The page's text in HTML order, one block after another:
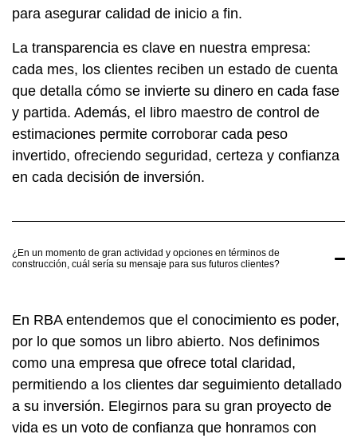
para asegurar calidad de inicio a fin.
La transparencia es clave en nuestra empresa:
cada mes, los clientes reciben un estado de cuenta
que detalla cómo se invierte su dinero en cada fase
y partida. Además, el libro maestro de control de
estimaciones permite corroborar cada peso
invertido, ofreciendo seguridad, certeza y confianza
en cada decisión de inversión.
¿En un momento de gran actividad y opciones en términos de
construcción, cuál sería su mensaje para sus futuros clientes?
En RBA entendemos que el conocimiento es poder,
por lo que somos un libro abierto. Nos definimos
como una empresa que ofrece total claridad,
permitiendo a los clientes dar seguimiento detallado
a su inversión. Elegirnos para su gran proyecto de
vida es un voto de confianza que honramos con